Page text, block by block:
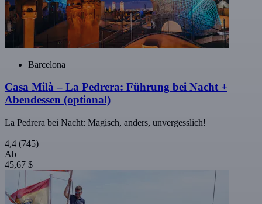
Barcelona
Casa Milà – La Pedrera: Führung bei Nacht +
Abendessen (optional)
La Pedrera bei Nacht: Magisch, anders, unvergesslich!
4,4 (745)
Ab
45,67 $